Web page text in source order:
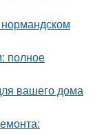
полное
вашего дома